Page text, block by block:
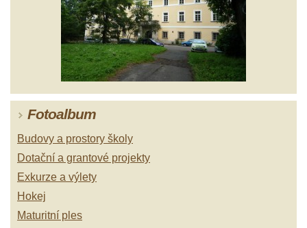
Fotoalbum
Budovy a prostory školy
Dotační a grantové projekty
Exkurze a výlety
Hokej
Maturitní ples